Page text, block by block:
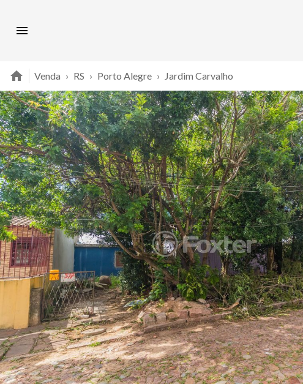
Venda › RS › Porto Alegre › Jardim Carvalho